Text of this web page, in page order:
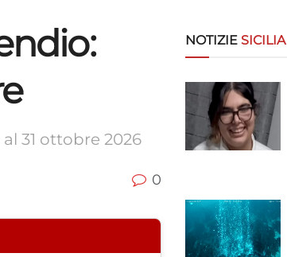
31 ottobre 2026
0
NOTIZIE SICILIA